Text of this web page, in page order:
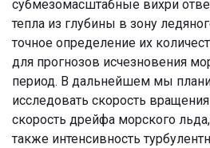
субмезомасштабные вихри
тепла из глубины в зону
точное определение их
для прогнозов исчезновения
период. В дальнейшем мы
исследовать скорость
скорость дрейфа морского
также интенсивность